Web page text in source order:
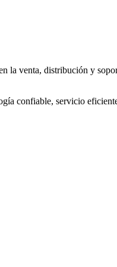
la venta, distribución y
confiable, servicio